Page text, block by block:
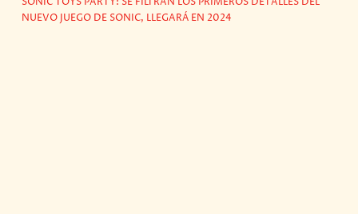
NUEVO JUEGO DE SONIC, LLEGARÁ EN 2024